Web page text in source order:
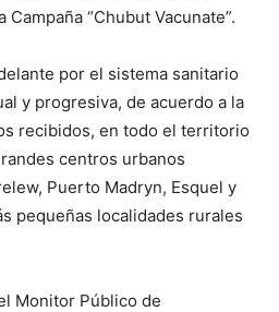
“Chubut Vacunate”.
por el sistema sanitario
y progresiva, de acuerdo a la
recibidos, en todo el territorio
centros urbanos
Puerto Madryn, Esquel y
pequeñas localidades rurales
Monitor Público de